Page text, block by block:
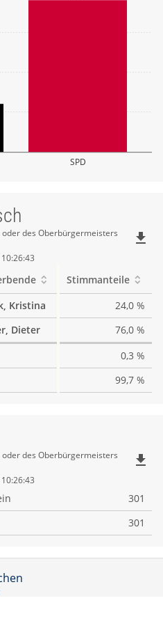
SPD
des Oberbürgermeisters
file_download
Stimmanteile
Kristina
24,0 %
Dieter
76,0 %
0,3 %
99,7 %
des Oberbürgermeisters
file_download
301
301